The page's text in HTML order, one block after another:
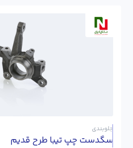
جلوبندی
سگدست چپ تیبا طرح قدیم